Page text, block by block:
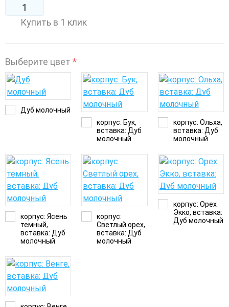
Купить в 1 клик
Выберите цвет *
Дуб молочный
корпус: Бук,
вставка: Дуб
молочный
корпус: Ольха,
вставка: Дуб
молочный
корпус: Ясень
темный,
вставка: Дуб
молочный
корпус:
Светлый орех,
вставка: Дуб
молочный
корпус: Орех
Экко, вставка:
Дуб молочный